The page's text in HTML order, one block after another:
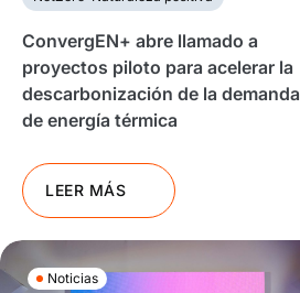
ConvergEN+ abre llamado a
proyectos piloto para acelerar la
descarbonización de la demanda
de energía térmica
LEER MÁS
Noticias